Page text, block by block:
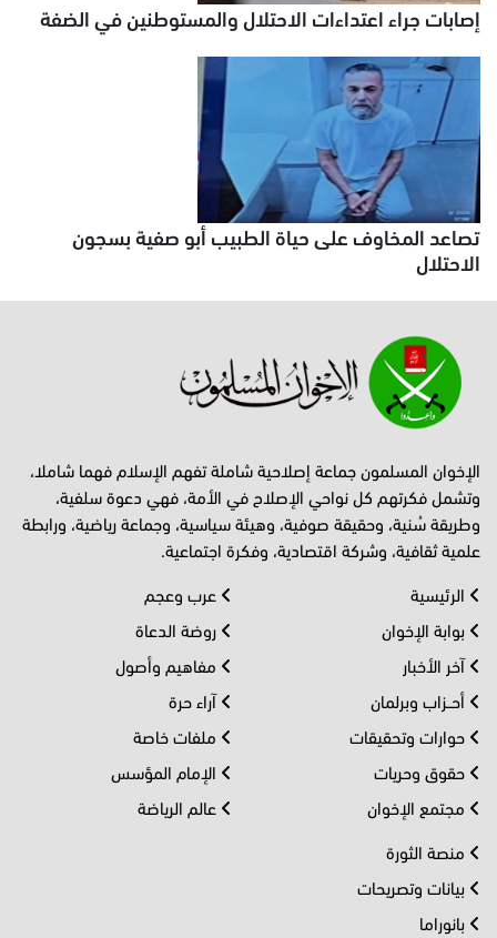
إصابات جراء اعتداءات الاحتلال والمستوطنين في الضفة
تصاعد المخاوف على حياة الطبيب أبو صفية بسجون
الاحتلال
الإخوان المسلمون جماعة إصلاحية شاملة تفهم الإسلام فهما شاملا،
وتشمل فكرتهم كل نواحي الإصلاح في الأمة، فهي دعوة سلفية،
وطريقة سُنية، وحقيقة صوفية، وهيئة سياسية، وجماعة رياضية، ورابطة
علمية ثقافية، وشركة اقتصادية، وفكرة اجتماعية.
الرئيسية
بوابة الإخوان
آخر الأخبار
أحــزاب وبرلمان
حوارات وتحقيقات
حقوق وحريات
مجتمع الإخوان
عرب وعجم
روضة الدعاة
مفاهيم وأصول
آراء حرة
ملفات خاصة
الإمام المؤسس
عالم الرياضة
منصة الثورة
بيانات وتصريحات
بانوراما